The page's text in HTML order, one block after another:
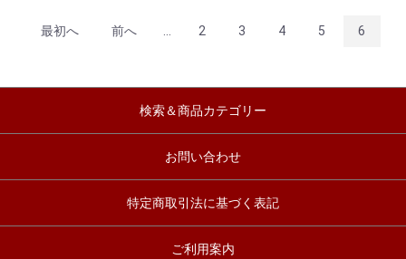
最初へ 前へ ... 2 3 4 5 6
検索＆商品カテゴリー
お問い合わせ
特定商取引法に基づく表記
ご利用案内